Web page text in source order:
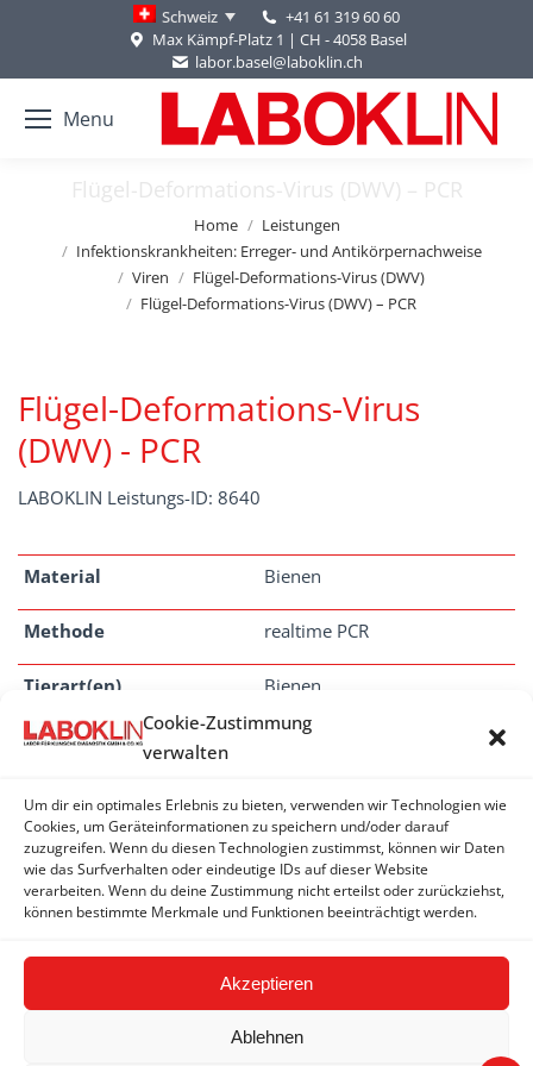
Cookie-Zustimmung
verwalten
Um dir ein optimales Erlebnis zu bieten, verwenden wir Technologien wie
Cookies, um Geräteinformationen zu speichern und/oder darauf
zuzugreifen. Wenn du diesen Technologien zustimmst, können wir Daten
wie das Surfverhalten oder eindeutige IDs auf dieser Website
verarbeiten. Wenn du deine Zustimmung nicht erteilst oder zurückziehst,
können bestimmte Merkmale und Funktionen beeinträchtigt werden.
Akzeptieren
Ablehnen
Schweiz
+41 61 319 60 60
Max Kämpf-Platz 1 | CH - 4058 Basel
labor.basel@laboklin.ch
Menu
Flügel-Deformations-Virus (DWV) – PCR
Home
Leistungen
Infektionskrankheiten: Erreger- und Antikörpernachweise
Viren
Flügel-Deformations-Virus (DWV)
Flügel-Deformations-Virus (DWV) – PCR
Flügel-Deformations-Virus
(DWV) - PCR
LABOKLIN Leistungs-ID: 8640
Material Bienen
Methode realtime PCR
Tierart(en) Bienen
Dauer 1 - 3 Tage
FLüGEL-DEFORMATIONS-VIRUS (DWV)
Flügel-Deformations-Virus (DWV) - PCR